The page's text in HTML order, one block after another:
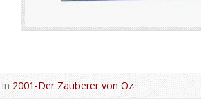
2001-Der Zauberer von Oz